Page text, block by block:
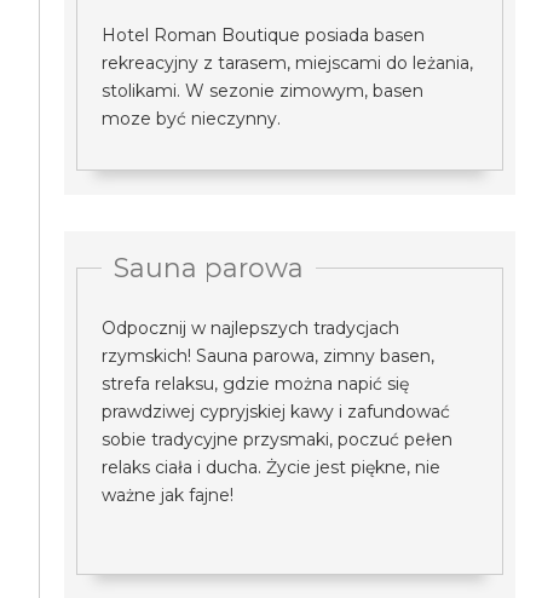
Hotel Roman Boutique posiada basen
rekreacyjny z tarasem, miejscami do leżania,
stolikami. W sezonie zimowym, basen
moze być nieczynny.
Sauna parowa
Odpocznij w najlepszych tradycjach
rzymskich! Sauna parowa, zimny basen,
strefa relaksu, gdzie można napić się
prawdziwej cypryjskiej kawy i zafundować
sobie tradycyjne przysmaki, poczuć pełen
relaks ciała i ducha. Życie jest piękne, nie
ważne jak fajne!